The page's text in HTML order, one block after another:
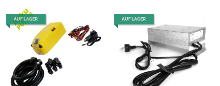
AUF LAGER AUF LAGER